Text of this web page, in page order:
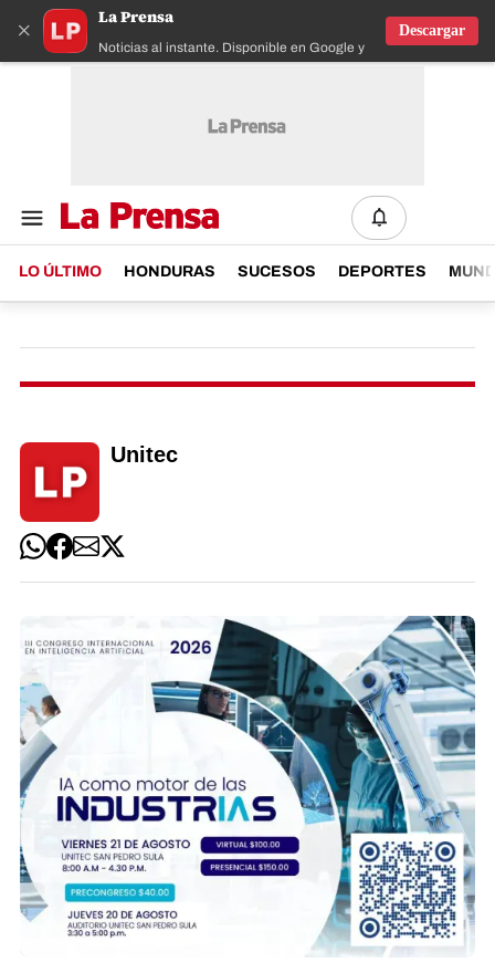
×
La Prensa
Noticias al instante. Disponible en Google y IOS
Descargar
LO ÚLTIMO HONDURAS SUCESOS DEPORTES
Unitec